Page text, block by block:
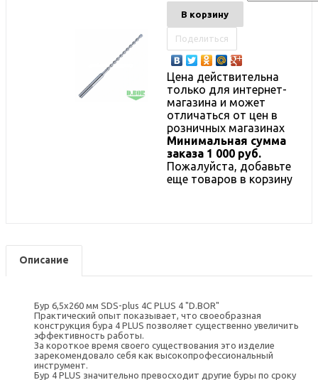
В корзину
Поделиться
Цена действительна
только для интернет-
магазина и может
отличаться от цен в
розничных магазинах
Минимальная сумма
заказа 1 000 руб.
Пожалуйста, добавьте
еще товаров в корзину
Описание
Бур 6,5х260 мм SDS-plus 4C PLUS 4 "D.BOR"
Практический опыт показывает, что своеобразная
конструкция бура 4 PLUS позволяет существенно увеличить
эффективность работы.
За короткое время своего существования это изделие
зарекомендовало себя как высокопрофессиональный
инструмент.
Бур 4 PLUS значительно превосходит другие буры по сроку